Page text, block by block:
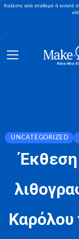
Καλέστε από σταθερό ή κινητό
UNCATEGORIZED
Καρόλου